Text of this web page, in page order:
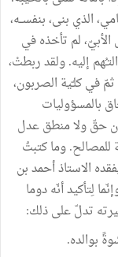
الذي بنى،بنفســه،
الأبيّ،لم تأخذهفي
التـُهم إليه.ولقدربطتْ،
ثمّفيكلـّية الصربون،
بالمسؤوليات
حقّولامنطقعدل
للمصالح.وماكتبتُ
الاستاذأحمدبن
لِتأكيدأنّهدوما
تدلّعلىذلك:
بوالده.